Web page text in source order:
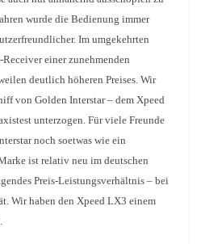
wurde die Bedienung immer
Im umgekehrten
einer zunehmenden
deutlich höheren Preises. Wir
von Golden Interstar – dem Xpeed
unterzogen. Für viele Freunde
noch soetwas wie ein
ist relativ neu im deutschen
Preis-Leistungsverhältnis – bei
Wir haben den Xpeed LX3 einem